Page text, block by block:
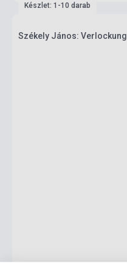
Készlet: 1-10 darab
Székely János: Verlockung